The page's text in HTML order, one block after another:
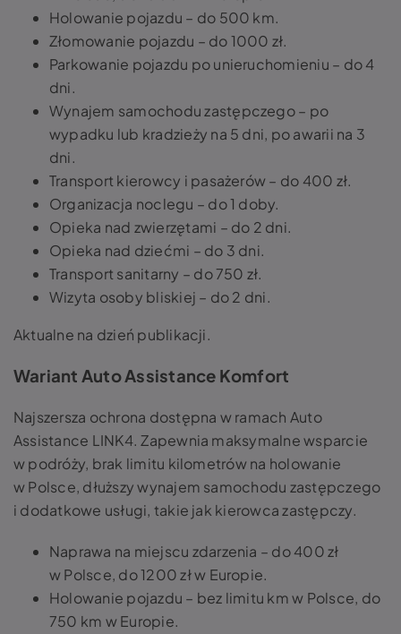
Holowanie pojazdu – do 500 km.
Złomowanie pojazdu – do 1000 zł.
Parkowanie pojazdu po unieruchomieniu – do 4
dni.
Wynajem samochodu zastępczego – po
wypadku lub kradzieży na 5 dni, po awarii na 3
dni.
Transport kierowcy i pasażerów – do 400 zł.
Organizacja noclegu – do 1 doby.
Opieka nad zwierzętami – do 2 dni.
Opieka nad dziećmi – do 3 dni.
Transport sanitarny – do 750 zł.
Wizyta osoby bliskiej – do 2 dni.
Aktualne na dzień publikacji.
Wariant Auto Assistance Komfort
Najszersza ochrona dostępna w ramach Auto
Assistance LINK4. Zapewnia maksymalne wsparcie
w podróży, brak limitu kilometrów na holowanie
w Polsce, dłuższy wynajem samochodu zastępczego
i dodatkowe usługi, takie jak kierowca zastępczy.
Naprawa na miejscu zdarzenia – do 400 zł
w Polsce, do 1200 zł w Europie.
Holowanie pojazdu – bez limitu km w Polsce, do
750 km w Europie.